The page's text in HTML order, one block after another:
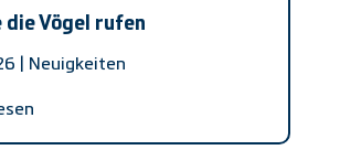
die Vögel rufen
| Neuigkeiten